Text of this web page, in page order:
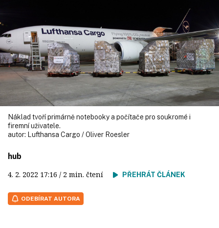
Náklad tvoří primárně notebooky a počítače pro soukromé i
firemní uživatele.
autor:
Lufthansa Cargo / Oliver Roesler
hub
4. 2. 2022 17:16 / 2 min. čtení PŘEHRÁT ČLÁNEK
ODEBÍRAT AUTORA